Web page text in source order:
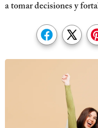
a tomar decisiones y